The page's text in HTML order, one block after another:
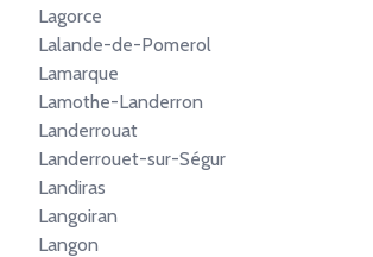
Lagorce
Lalande-de-Pomerol
Lamarque
Lamothe-Landerron
Landerrouat
Landerrouet-sur-Ségur
Landiras
Langoiran
Langon